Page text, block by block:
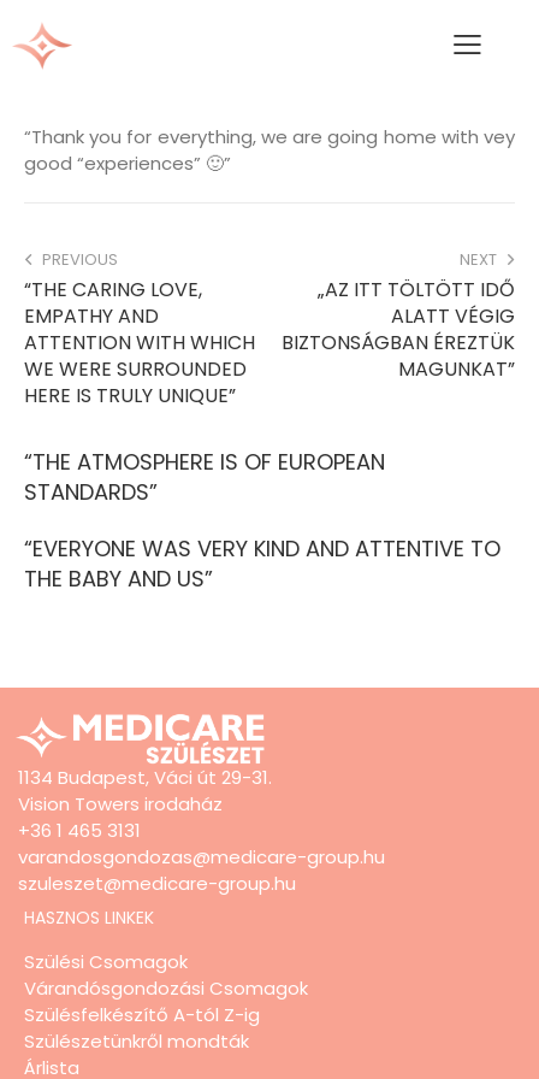
“Thank you for everything, we are going home with vey
good “experiences” 🙂”
PREVIOUS
“THE CARING LOVE,
EMPATHY AND
ATTENTION WITH WHICH
WE WERE SURROUNDED
HERE IS TRULY UNIQUE”
NEXT
„AZ ITT TÖLTÖTT IDŐ
ALATT VÉGIG
BIZTONSÁGBAN ÉREZTÜK
MAGUNKAT”
“THE ATMOSPHERE IS OF EUROPEAN
STANDARDS”
“EVERYONE WAS VERY KIND AND ATTENTIVE TO
THE BABY AND US”
1134 Budapest, Váci út 29-31.
Vision Towers irodaház
+36 1 465 3131
varandosgondozas@medicare-group.hu
szuleszet@medicare-group.hu
HASZNOS LINKEK
Szülési Csomagok
Várandósgondozási Csomagok
Szülésfelkészítő A-tól Z-ig
Szülészetünkről mondták
Árlista